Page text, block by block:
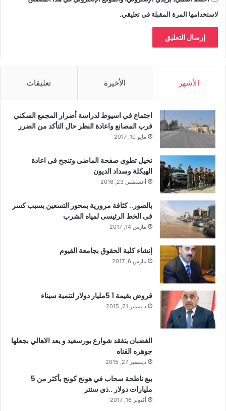
لاستخدامها المرة المقبلة في تعليقي.
الأشهر الأخيرة تعليقات
اجتماع في اسيوط لدراسة أضرار المجمع السكني
قرب المصانع واعادة النظر حال التأكد من الضرر
مايو 10, 2017
نخيل تطوى صفحة الماضى وتنجح فى اعادة
الهيكلة وسداد الديون
أغسطس 23, 2016
بالصور.. كثافة مرورية بمحور التسعين بسبب كسر
فى الخط الرئيسى لمياه الشرب
مارس 14, 2017
إنشاء كلية الحقوق بجامعة الفيوم
مارس 6, 2017
قروض بقيمة 1 5مليار دولار لتنمية سيناء
ديسمبر 21, 2015
الغضبان يتفقد شوارع بورسعيد و يعد الاهالي بجعلها
جوهره القناه
ديسمبر 27, 2015
بيع ناطحة سحاب في هونج كونج بأكثر من 5
مليارات دولار ..ذي سنتر
أكتوبر 16, 2017